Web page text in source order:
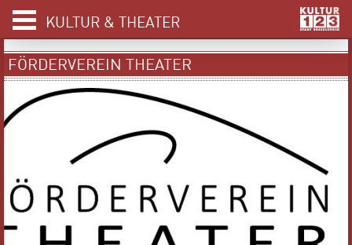
KULTUR & THEATER
FÖRDERVEREIN THEATER